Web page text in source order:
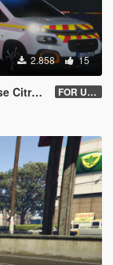
2.858 15
FOR USERS V2.1